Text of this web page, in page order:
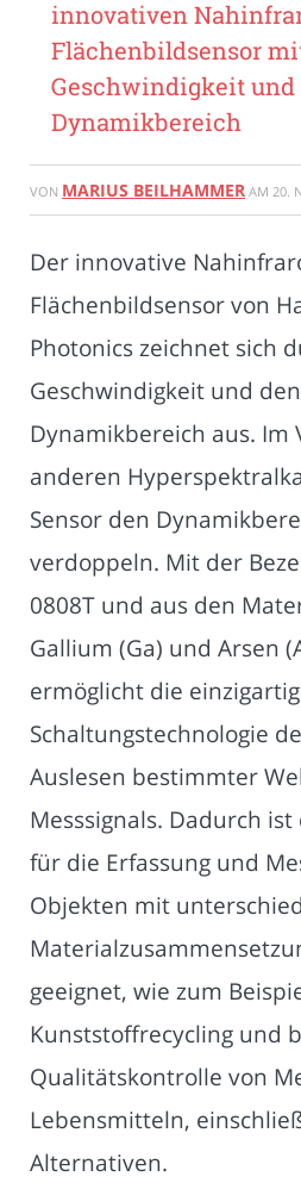
innovativen
Flächenbildsensor
Geschwindigkeit und
Dynamikbereich
VON MARIUS BEILHAMMER AM 20.
Der innovative
Flächenbildsensor von
Photonics zeichnet sich
Geschwindigkeit und
Dynamikbereich aus. Im
anderen
Sensor den
verdoppeln. Mit der
0808T und aus den
Gallium (Ga) und Arsen
ermöglicht die
Schaltungstechnologie
Auslesen bestimmter
Messsignals. Dadurch
für die Erfassung und
Objekten mit
geeignet, wie zum
Kunststoffrecycling und
Qualitätskontrolle von
Lebensmitteln,
Alternativen.